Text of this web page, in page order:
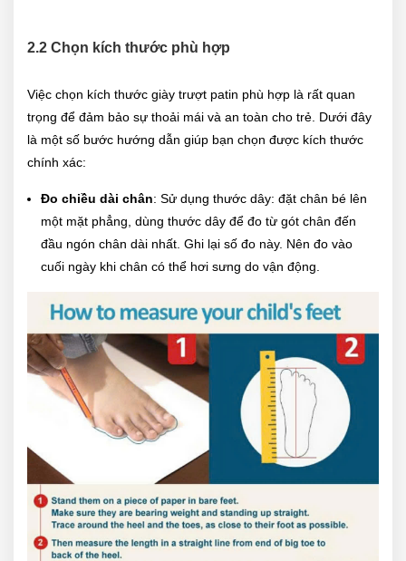
2.2 Chọn kích thước phù hợp
Việc chọn kích thước giày trượt patin phù hợp là rất quan
trọng để đảm bảo sự thoải mái và an toàn cho trẻ. Dưới đây
là một số bước hướng dẫn giúp bạn chọn được kích thước
chính xác:
Đo chiều dài chân: Sử dụng thước dây: đặt chân bé lên
một mặt phẳng, dùng thước dây để đo từ gót chân đến
đầu ngón chân dài nhất. Ghi lại số đo này. Nên đo vào
cuối ngày khi chân có thể hơi sưng do vận động.